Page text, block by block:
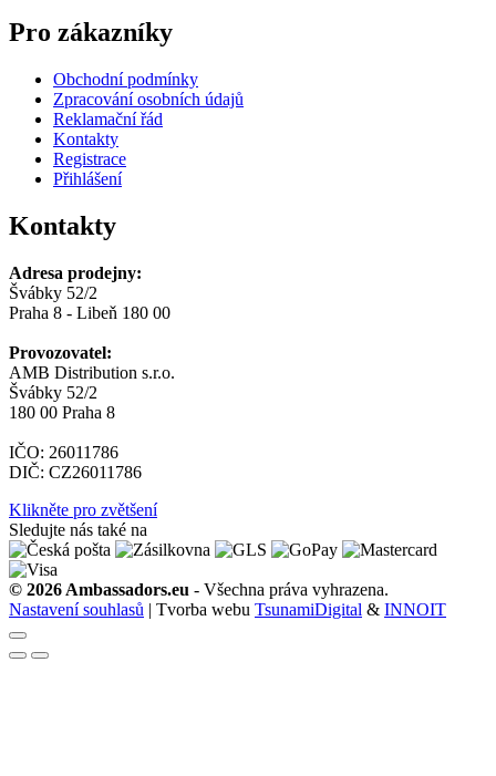
Pro zákazníky
Obchodní podmínky
Zpracování osobních údajů
Reklamační řád
Kontakty
Registrace
Přihlášení
Kontakty
Adresa prodejny:
Švábky 52/2
Praha 8 - Libeň 180 00
Provozovatel:
AMB Distribution s.r.o.
Švábky 52/2
180 00 Praha 8
IČO: 26011786
DIČ: CZ26011786
Klikněte pro zvětšení
Sledujte nás také na
© 2026 Ambassadors.eu - Všechna práva vyhrazena.
Nastavení souhlasů | Tvorba webu TsunamiDigital & INNOIT